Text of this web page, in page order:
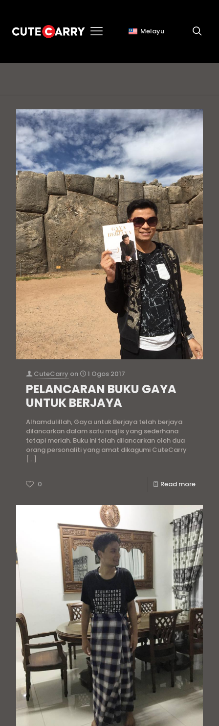
Melayu
CuteCarry on 1 Ogos 2017
PELANCARAN BUKU GAYA
UNTUK BERJAYA
Alhamdulillah, Gaya untuk Berjaya telah berjaya
dilancarkan dalam satu majlis yang sederhana
tetapi meriah. Buku ini telah dilancarkan oleh dua
orang personaliti yang amat dikagumi CuteCarry
[…]
0 Read more